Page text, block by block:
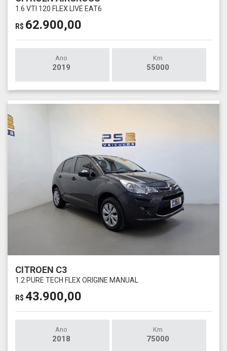
1.6 VTI 120 FLEX LIVE EAT6
R$ 62.900,00
Ano
2019
Km
55000
CITROEN C3
1.2 PURE TECH FLEX ORIGINE MANUAL
R$ 43.900,00
Ano
2018
Km
75000